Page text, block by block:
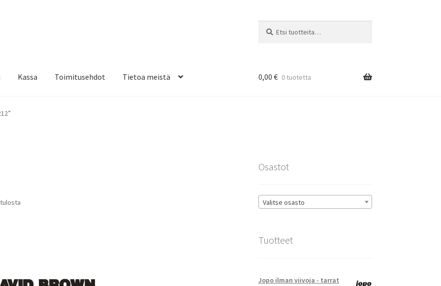
Kassa Toimitusehdot Tietoa meistä
& teippausten poisto
0,00 € 0 tuotetta
Osastot
Valitse osasto
Tuotteet
Jopo ilman viivoja - tarrat